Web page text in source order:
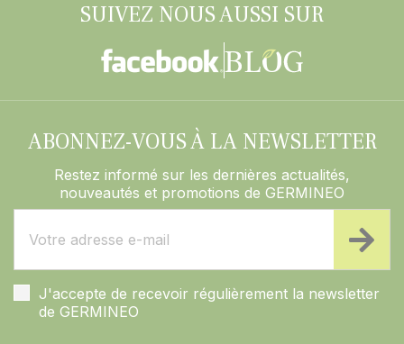
SUIVEZ NOUS AUSSI SUR
ABONNEZ-VOUS À LA NEWSLETTER
Restez informé sur les dernières actualités,
nouveautés et promotions de GERMINEO
J'accepte de recevoir régulièrement la newsletter
de GERMINEO